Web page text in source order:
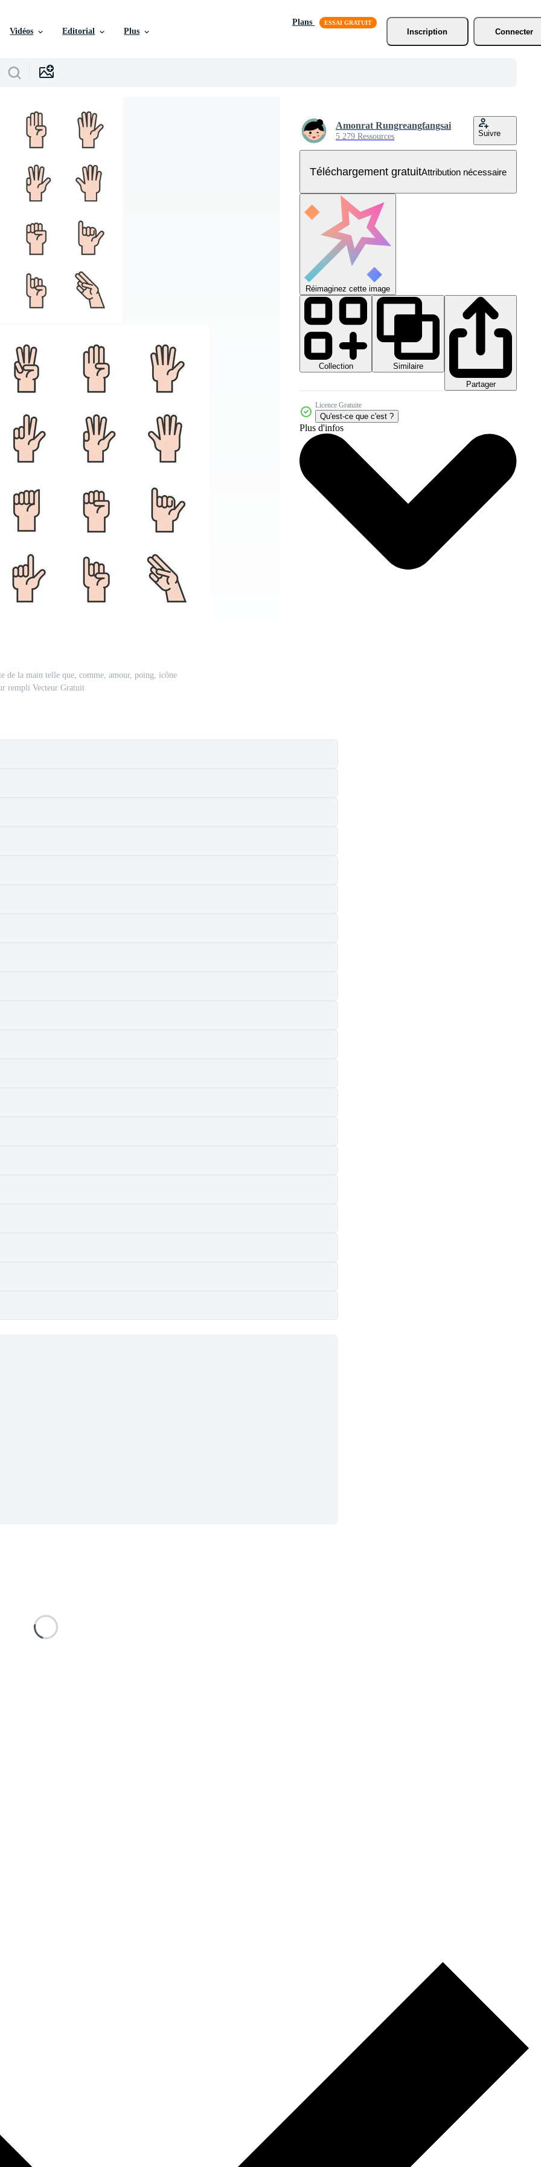
Vidéos Editorial Plus
Plans
Inscription
Connecter
de la main telle que, comme, amour, poing, icône
rempli Vecteur Gratuit
Amonrat Rungreangfangsai
5 279 Ressources Suivre
Téléchargement gratuitAttribution nécessaire
Réimaginez cette image
Collection
Similaire
Partager
Licence Gratuite
Qu'est-ce que c'est ?
Plus d'infos